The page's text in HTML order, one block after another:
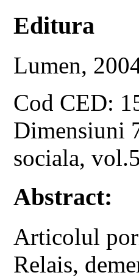
Editura
Lumen,
Cod CED:
Dimensiuni
sociala,
Abstract:
Articolul
Relais,